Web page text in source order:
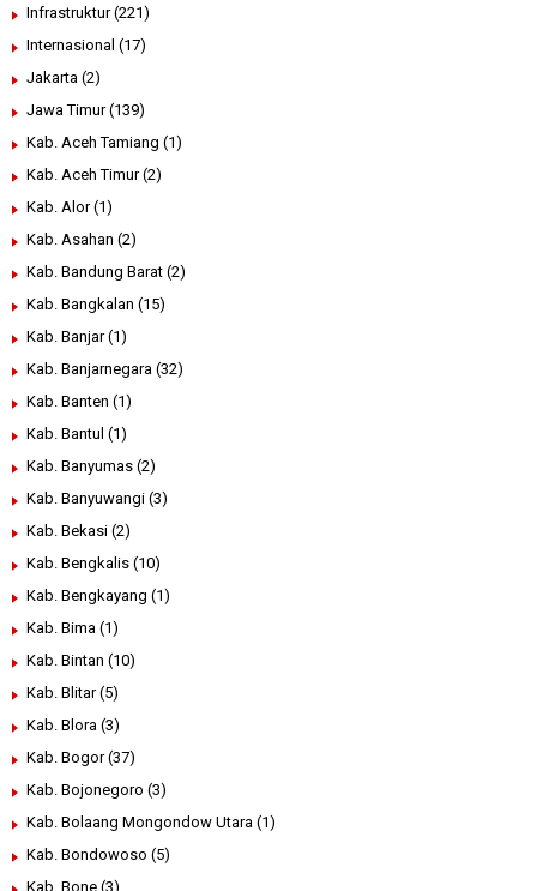
Infrastruktur (221)
Internasional (17)
Jakarta (2)
Jawa Timur (139)
Kab. Aceh Tamiang (1)
Kab. Aceh Timur (2)
Kab. Alor (1)
Kab. Asahan (2)
Kab. Bandung Barat (2)
Kab. Bangkalan (15)
Kab. Banjar (1)
Kab. Banjarnegara (32)
Kab. Banten (1)
Kab. Bantul (1)
Kab. Banyumas (2)
Kab. Banyuwangi (3)
Kab. Bekasi (2)
Kab. Bengkalis (10)
Kab. Bengkayang (1)
Kab. Bima (1)
Kab. Bintan (10)
Kab. Blitar (5)
Kab. Blora (3)
Kab. Bogor (37)
Kab. Bojonegoro (3)
Kab. Bolaang Mongondow Utara (1)
Kab. Bondowoso (5)
Kab. Bone (3)